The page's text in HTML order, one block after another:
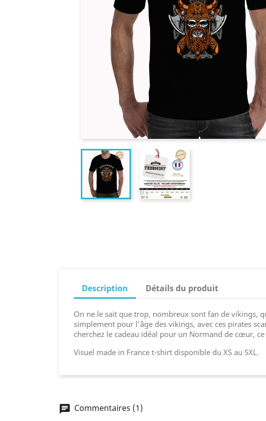
Description Détails du produit
On ne le sait que trop, nombreux sont fan de vikings,
simplement pour l'âge des vikings, avec ces pirates
cherchez le cadeau idéal pour un Normand de cœur,
Visuel made in France t-shirt disponible du XS au 5XL.
Commentaires (1)